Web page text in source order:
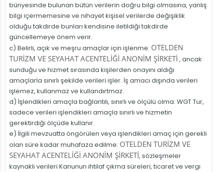
bünyesinde bulunan bütün verilerin doğru bilgi olmasına, yanlış
bilgi içermemesine ve nihayet kişisel verilerde değişiklik
olduğu takdirde bunları kendisine iletildiği takdirde
güncellemeye önem verir.
c) Belirli, açık ve meşru amaçlar için işlenme: OTELDEN
TURİZM VE SEYAHAT ACENTELİĞİ ANONİM ŞİRKETİ , ancak
sunduğu ve hizmet sırasında kişilerden onayını aldığı
amaçlarla sınırlı şekilde verileri işler. İş amacı dışında verileri
işlemez, kullanmaz ve kullandırtmaz.
d) İşlendikleri amaçla bağlantılı, sınırlı ve ölçülü olma: WGT Tur,
sadece verileri işlendikleri amaçla sınırlı ve hizmetin
gerektirdiği ölçüde kullanır.
e) İlgili mevzuatta öngörülen veya işlendikleri amaç için gerekli
olan süre kadar muhafaza edilme: OTELDEN TURİZM VE
SEYAHAT ACENTELİĞİ ANONİM ŞİRKETİ, sözleşmeler
kaynaklı verileri Kanunun ihtilaf çıkma süreleri, ticaret ve vergi